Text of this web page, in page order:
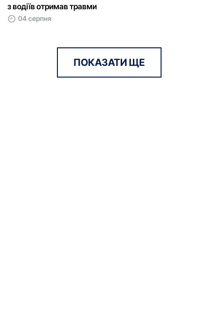
з водіїв отримав травми
04 серпня
ПОКАЗАТИ ЩЕ